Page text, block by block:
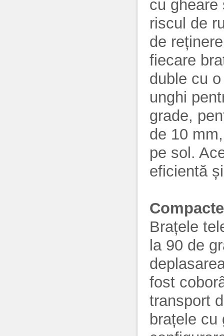
cu gheare
riscul de
de
fiecare
duble cu
unghi
grade,
de 10
pe sol.
eficientă
Brațele
la 90 de
fost
transport
brațele cu